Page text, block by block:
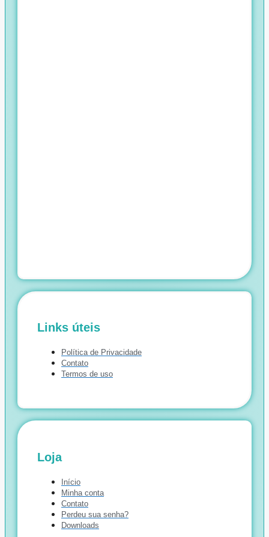
Links úteis
Política de Privacidade
Contato
Termos de uso
Loja
Início
Minha conta
Contato
Perdeu sua senha?
Downloads